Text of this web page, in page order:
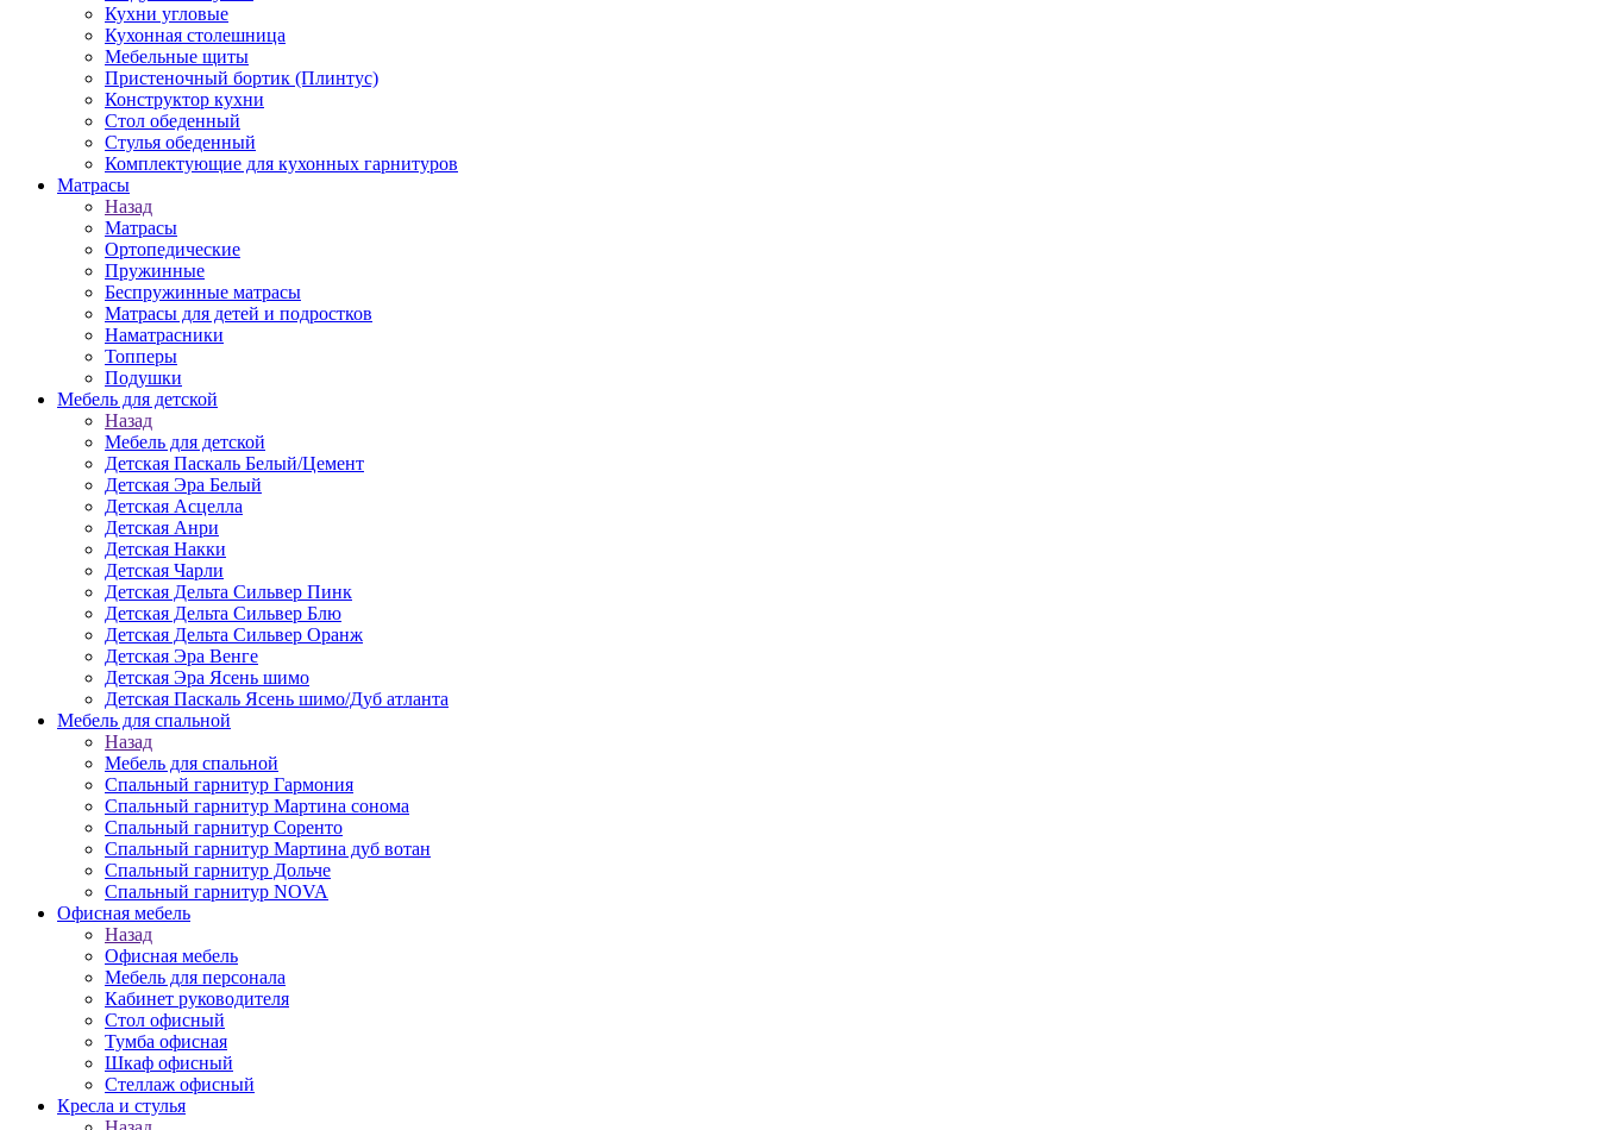
Кухни угловые
Кухонная столешница
Мебельные щиты
Пристеночный бортик (Плинтус)
Конструктор кухни
Стол обеденный
Стулья обеденный
Комплектующие для кухонных гарнитуров
Матраcы
Назад
Матраcы
Ортопедические
Пружинные
Беспружинные матрасы
Матрасы для детей и подростков
Наматрасники
Топперы
Подушки
Мебель для детской
Назад
Мебель для детской
Детская Паскаль Белый/Цемент
Детская Эра Белый
Детская Асцелла
Детская Анри
Детская Накки
Детская Чарли
Детская Дельта Сильвер Пинк
Детская Дельта Сильвер Блю
Детская Дельта Сильвер Оранж
Детская Эра Венге
Детская Эра Ясень шимо
Детская Паскаль Ясень шимо/Дуб атланта
Мебель для спальной
Назад
Мебель для спальной
Спальный гарнитур Гармония
Спальный гарнитур Мартина сонома
Спальный гарнитур Соренто
Спальный гарнитур Мартина дуб вотан
Спальный гарнитур Дольче
Спальный гарнитур NOVA
Офисная мебель
Назад
Офисная мебель
Мебель для персонала
Кабинет руководителя
Стол офисный
Тумба офисная
Шкаф офисный
Стеллаж офисный
Кресла и стулья